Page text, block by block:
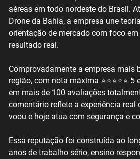
aéreas em todo nordeste do Brasil.
Drone da Bahia, a empresa une
orientação de mercado com foco em
resultado real.
Comprovadamente a empresa mais
região, com nota máxima ⭐⭐⭐⭐⭐
em mais de 100 avaliações
comentário reflete a experiência real
voou e hoje atua com segurança e
Essa reputação foi construída ao
anos de trabalho sério, ensino